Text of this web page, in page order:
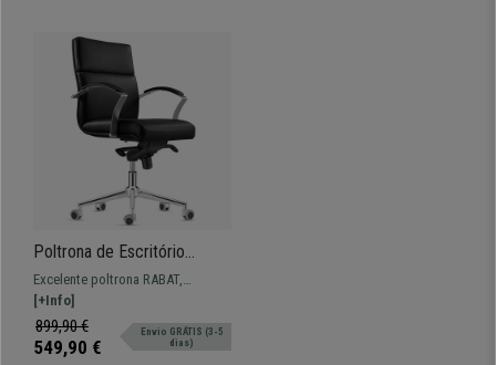
Poltrona de Escritório
RABAT, Encosto Médio,
Mecanismo de Balanço, Em
Pele, Preto
Excelente poltrona RABAT,
Encosto médio, em pele, ideal
para escritório com avançadas
funcionalidades.
[+Info]
899,90 €
549,90 €
Envio GRÁTIS (3-5
dias)